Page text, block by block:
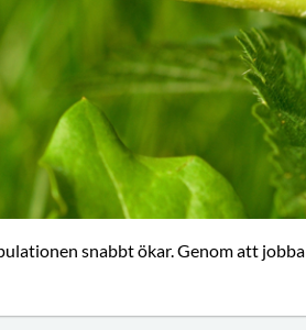
snabbt ökar. Genom att jobba